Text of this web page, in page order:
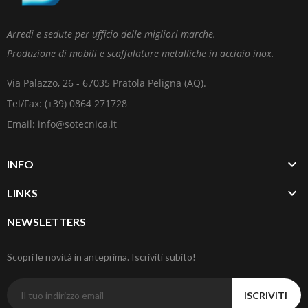
Arredi e sedute per ufficio delle migliori marche.
Produzione di mobili e scaffalature metalliche in acciaio inox.
Via Palazzo, 26 - 67035 Pratola Peligna (AQ).
Tel/Fax: (+39) 0864 271728
Email: info@sotecnica.it
INFO 
LINKS 
NEWSLETTERS
Scopri le novità in anteprima. Iscriviti subito!
ISCRIVITI